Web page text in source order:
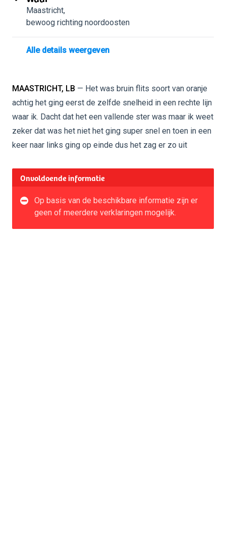
Maastricht,
bewoog richting noordoosten
Alle details weergeven
MAASTRICHT, LB — Het was bruin flits soort van oranje
achtig het ging eerst de zelfde snelheid in een rechte lijn
waar ik. Dacht dat het een vallende ster was maar ik weet
zeker dat was het niet het ging super snel en toen in een
keer naar links ging op einde dus het zag er zo uit
Onvoldoende informatie
Op basis van de beschikbare informatie zijn er
geen of meerdere verklaringen mogelijk.